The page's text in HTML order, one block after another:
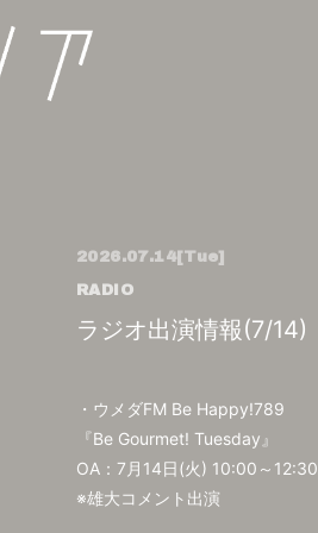
2026.07.14[Tue]
RADIO
ラジオ出演情報(7/14)
・ウメダFM Be Happy!789
『Be Gourmet! Tuesday』
OA：7月14日(火) 10:00～12:30
※雄大コメント出演